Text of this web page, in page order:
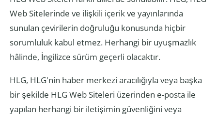
Web Sitelerinde ve ilişkili içerik ve yayınlarında
sunulan çevirilerin doğruluğu konusunda hiçbir
sorumluluk kabul etmez. Herhangi bir uyuşmazlık
hâlinde, İngilizce sürüm geçerli olacaktır.
HLG, HLG'nin haber merkezi aracılığıyla veya başka
bir şekilde HLG Web Siteleri üzerinden e-posta ile
yapılan herhangi bir iletişimin güvenliğini veya